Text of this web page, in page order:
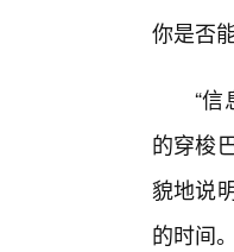
你是否
“
的穿梭
貌地说
的时间。